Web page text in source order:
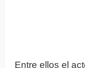
Entre ellos el